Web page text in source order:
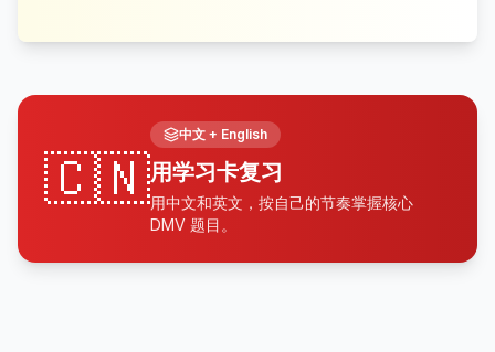
🇨🇳
中文 + English
用学习卡复习
用中文和英文，按自己的节奏掌握核心
DMV 题目。